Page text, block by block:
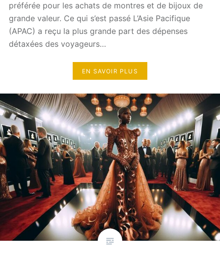
préférée pour les achats de montres et de bijoux de
grande valeur. Ce qui s’est passé L’Asie Pacifique
(APAC) a reçu la plus grande part des dépenses
détaxées des voyageurs…
EN SAVOIR PLUS